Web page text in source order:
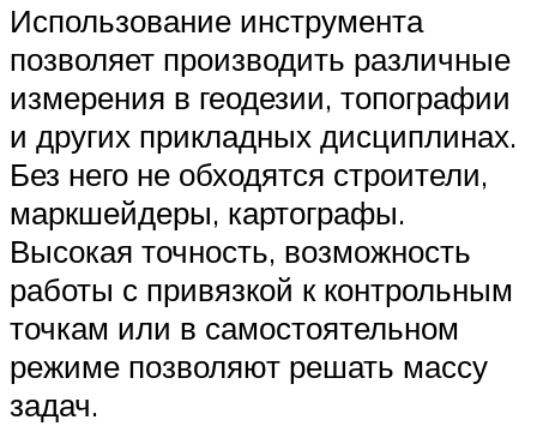
Использование инструмента
позволяет производить различные
измерения в геодезии, топографии
и других прикладных дисциплинах.
Без него не обходятся строители,
маркшейдеры, картографы.
Высокая точность, возможность
работы с привязкой к контрольным
точкам или в самостоятельном
режиме позволяют решать массу
задач.